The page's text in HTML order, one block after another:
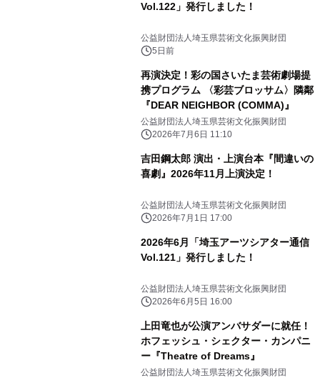
Vol.122」発行しました！
公益財団法人埼玉県芸術文化振興財団
5日前
再演決定！彩の国さいたま芸術劇場提
携プログラム 〈彩芸ブロッサム〉隣鄰
『DEAR NEIGHBOR (COMMA)』
公益財団法人埼玉県芸術文化振興財団
2026年7月6日 11:10
吉田鋼太郎 演出・上演台本『間違いの
喜劇』2026年11月上演決定！
公益財団法人埼玉県芸術文化振興財団
2026年7月1日 17:00
2026年6月「埼玉アーツシアター通信
Vol.121」発行しました！
公益財団法人埼玉県芸術文化振興財団
2026年6月5日 16:00
上田竜也が公演アンバサダーに就任！
ホフェッシュ・シェクター・カンパニ
ー『Theatre of Dreams』
公益財団法人埼玉県芸術文化振興財団